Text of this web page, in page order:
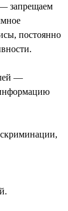
запрещаем
постоянно
—